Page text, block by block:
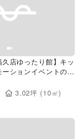
久店ゆったり館】キッ
ションイベントの開
ズメント施設のイベ
3.02坪 (10 ㎡)